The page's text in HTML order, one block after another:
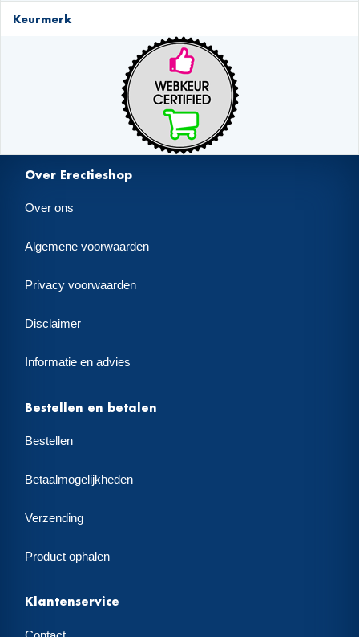
Keurmerk
Over Erectieshop
Over ons
Algemene voorwaarden
Privacy voorwaarden
Disclaimer
Informatie en advies
Bestellen en betalen
Bestellen
Betaalmogelijkheden
Verzending
Product ophalen
Klantenservice